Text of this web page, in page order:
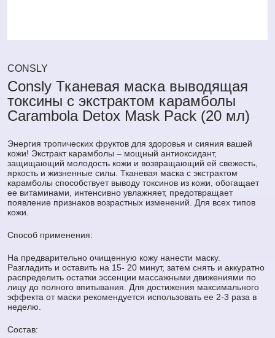
CONSLY
Consly Тканевая маска выводящая
токсины с экстрактом карамболы
Carambola Detox Mask Pack (20 мл)
Энергия тропических фруктов для здоровья и сияния вашей
кожи! Экстракт карамболы – мощный антиоксидант,
защищающий молодость кожи и возвращающий ей свежесть,
яркость и жизненные силы. Тканевая маска с экстрактом
карамболы способствует выводу токсинов из кожи, обогащает
ее витаминами, интенсивно увлажняет, предотвращает
появление признаков возрастных изменений. Для всех типов
кожи.
Способ применения:
На предварительно очищенную кожу нанести маску.
Разгладить и оставить на 15- 20 минут, затем снять и аккуратно
распределить остатки эссенции массажными движениями по
лицу до полного впитывания. Для достижения максимального
эффекта от маски рекомендуется использовать ее 2-3 раза в
неделю.
Состав: